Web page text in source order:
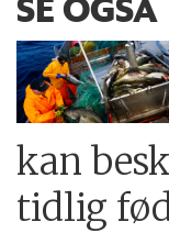
kan
tidlig